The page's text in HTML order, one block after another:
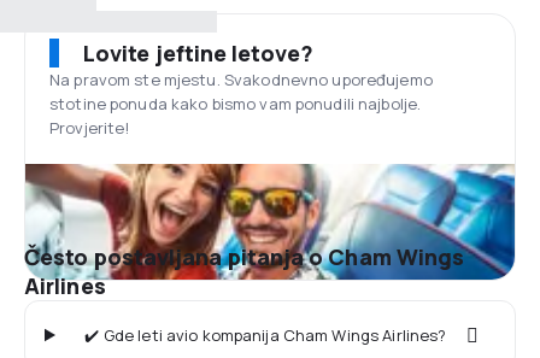
Lovite jeftine letove?
Na pravom ste mjestu. Svakodnevno upoređujemo
stotine ponuda kako bismo vam ponudili najbolje.
Provjerite!
Često postavljana pitanja o Cham Wings
Airlines
✔️ Gde leti avio kompanija Cham Wings Airlines?